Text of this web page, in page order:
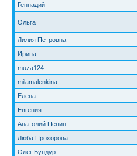
Геннадий
Ольга
Лилия Петровна
Ирина
muza124
milamalenkina
Елена
Евгения
Анатолий Цепин
Люба Прохорова
Олег Бундур